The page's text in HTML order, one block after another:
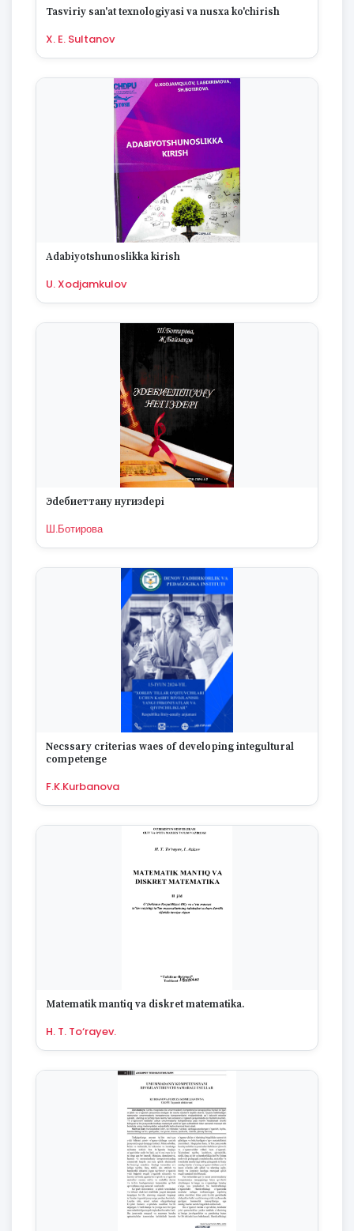
Tasviriy san'at texnologiyasi va nusxa ko'chirish
X. E. Sultanov
Adabiyotshunoslikka kirish
U. Xodjamkulov
Эdeбиеттану нугизdepi
Ш.Ботирова
Necssary criterias waes of developing integultural
competenge
F.K.Kurbanova
Matematik mantiq va diskret matematika.
H. T. To‘rayev.